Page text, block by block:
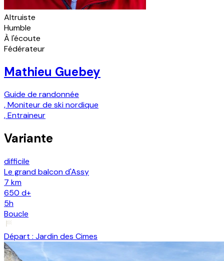
Altruiste
Humble
À l'écoute
Fédérateur
Mathieu Guebey
Guide de randonnée
,Moniteur de ski nordique
,Entraineur
Variante
difficile
Le grand balcon d'Assy
7 km
650 d+
5h
Boucle
Départ : Jardin des Cimes